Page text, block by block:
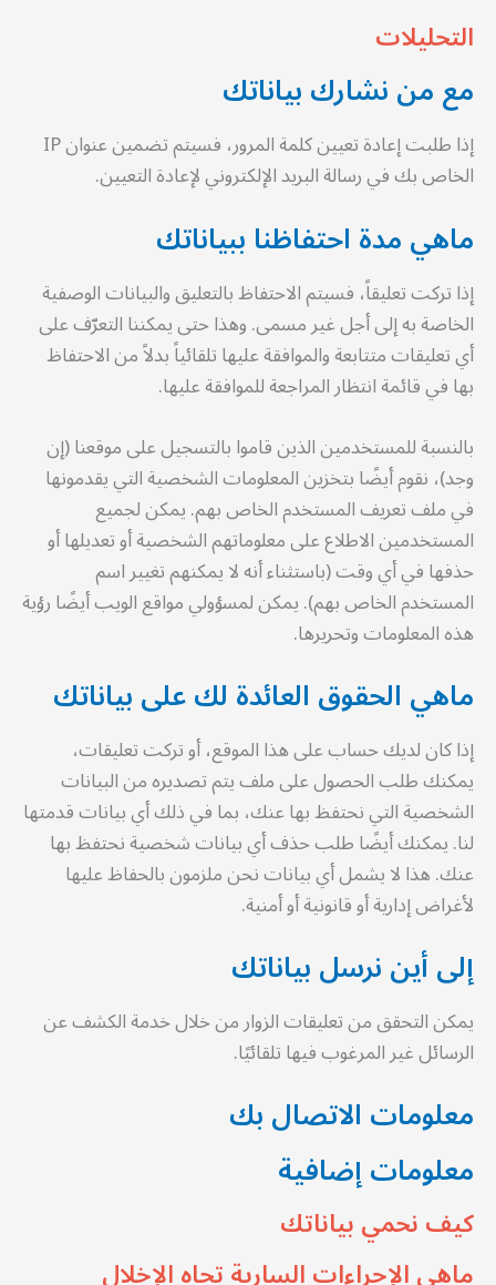
التحليلات
مع من نشارك بياناتك
إذا طلبت إعادة تعيين كلمة المرور، فسيتم تضمين عنوان IP
الخاص بك في رسالة البريد الإلكتروني لإعادة التعيين.
ماهي مدة احتفاظنا ببياناتك
إذا تركت تعليقاً، فسيتم الاحتفاظ بالتعليق والبيانات الوصفية
الخاصة به إلى أجل غير مسمى. وهذا حتى يمكننا التعرّف على
أي تعليقات متتابعة والموافقة عليها تلقائياً بدلاً من الاحتفاظ
بها في قائمة انتظار المراجعة للموافقة عليها.
بالنسبة للمستخدمين الذين قاموا بالتسجيل على موقعنا (إن
وجد)، نقوم أيضًا بتخزين المعلومات الشخصية التي يقدمونها
في ملف تعريف المستخدم الخاص بهم. يمكن لجميع
المستخدمين الاطلاع على معلوماتهم الشخصية أو تعديلها أو
حذفها في أي وقت (باستثناء أنه لا يمكنهم تغيير اسم
المستخدم الخاص بهم). يمكن لمسؤولي مواقع الويب أيضًا رؤية
هذه المعلومات وتحريرها.
ماهي الحقوق العائدة لك على بياناتك
إذا كان لديك حساب على هذا الموقع، أو تركت تعليقات،
يمكنك طلب الحصول على ملف يتم تصديره من البيانات
الشخصية التي نحتفظ بها عنك، بما في ذلك أي بيانات قدمتها
لنا. يمكنك أيضًا طلب حذف أي بيانات شخصية نحتفظ بها
عنك. هذا لا يشمل أي بيانات نحن ملزمون بالحفاظ عليها
لأغراض إدارية أو قانونية أو أمنية.
إلى أين نرسل بياناتك
يمكن التحقق من تعليقات الزوار من خلال خدمة الكشف عن
الرسائل غير المرغوب فيها تلقائيًا.
معلومات الاتصال بك
معلومات إضافية
كيف نحمي بياناتك